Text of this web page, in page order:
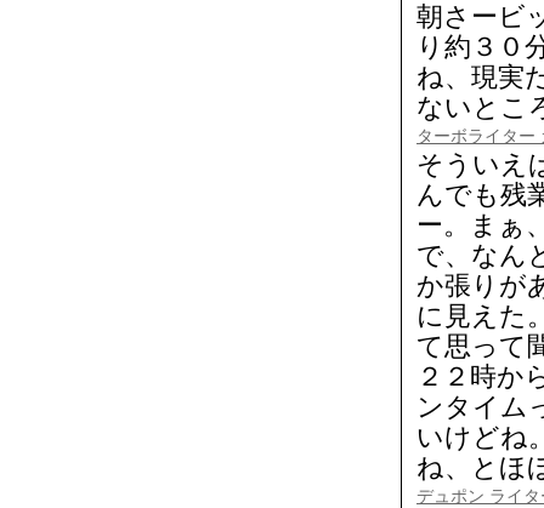
朝さービ
り約３０
ね、現実
ないとこ
ターボライター
そういえ
んでも残
ー。まぁ
で、なん
か張りが
に見えた
て思って
２２時か
ンタイム
いけどね
ね、とほ
デュポン ライタ